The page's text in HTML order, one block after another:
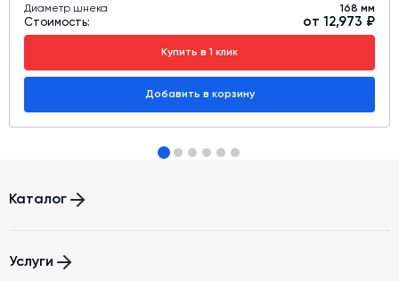
Диаметр шнека 168 мм
Стоимость: от 12,973 ₽
Купить в 1 клик
Добавить в корзину
Каталог
Бетоносмесители
Услуги